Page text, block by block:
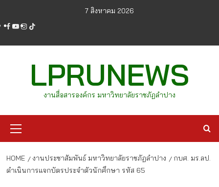
content
7 สิงหาคม 2026
facebook
youtube
instagram
tiktok
LPRUNEWS
งานสื่อสารองค์กร มหาวิทยาลัยราชภัฏลำปาง
Menu
HOME งานประชาสัมพันธ์ มหาวิทยาลัยราชภัฏลำปาง
กบศ. มร.ลป.
ดำเนินการแจกบัตรประจำตัวนักศึกษา รหัส 65